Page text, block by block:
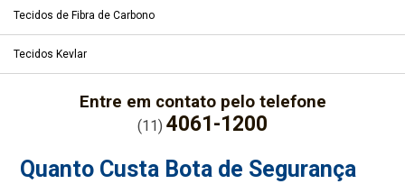
Tecidos de Fibra de Carbono
Tecidos Kevlar
Entre em contato pelo telefone
(11) 4061-1200
Quanto Custa Bota de Segurança